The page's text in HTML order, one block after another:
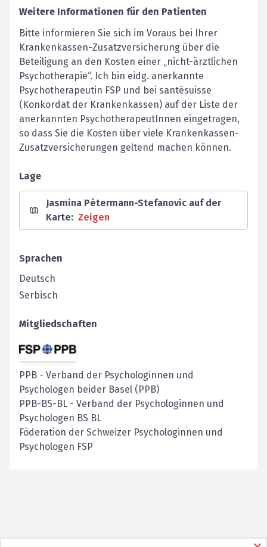
Weitere Informationen für den Patienten
Bitte informieren Sie sich im Voraus bei Ihrer
Krankenkassen-Zusatzversicherung über die
Beteiligung an den Kosten einer „nicht-ärztlichen
Psychotherapie“. Ich bin eidg. anerkannte
Psychotherapeutin FSP und bei santésuisse
(Konkordat der Krankenkassen) auf der Liste der
anerkannten PsychotherapeutInnen eingetragen,
so dass Sie die Kosten über viele Krankenkassen-
Zusatzversicherungen geltend machen können.
Lage
Jasmina Pétermann-Stefanovic auf der
Karte: Zeigen
Sprachen
Deutsch
Serbisch
Mitgliedschaften
PPB - Verband der Psychologinnen und
Psychologen beider Basel (PPB)
PPB-BS-BL - Verband der Psychologinnen und
Psychologen BS BL
Föderation der Schweizer Psychologinnen und
Psychologen FSP